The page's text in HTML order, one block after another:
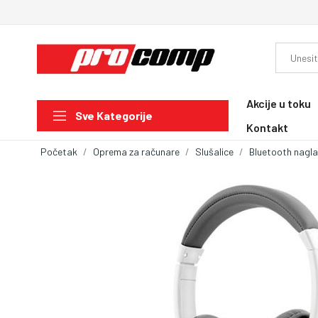
Sve Kategorije
Akcije u toku
Kontakt
Početak Oprema za računare Slušalice Bluetooth